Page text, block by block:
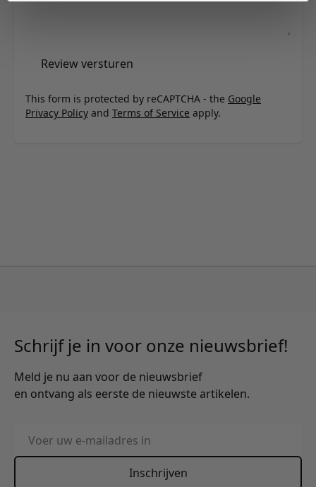
Review versturen
This form is protected by reCAPTCHA - the Google
Privacy Policy and Terms of Service apply.
Schrijf je in voor onze nieuwsbrief!
Meld je nu aan voor de nieuwsbrief
en ontvang als eerste de nieuwste artikelen.
E-mailadres
Inschrijven